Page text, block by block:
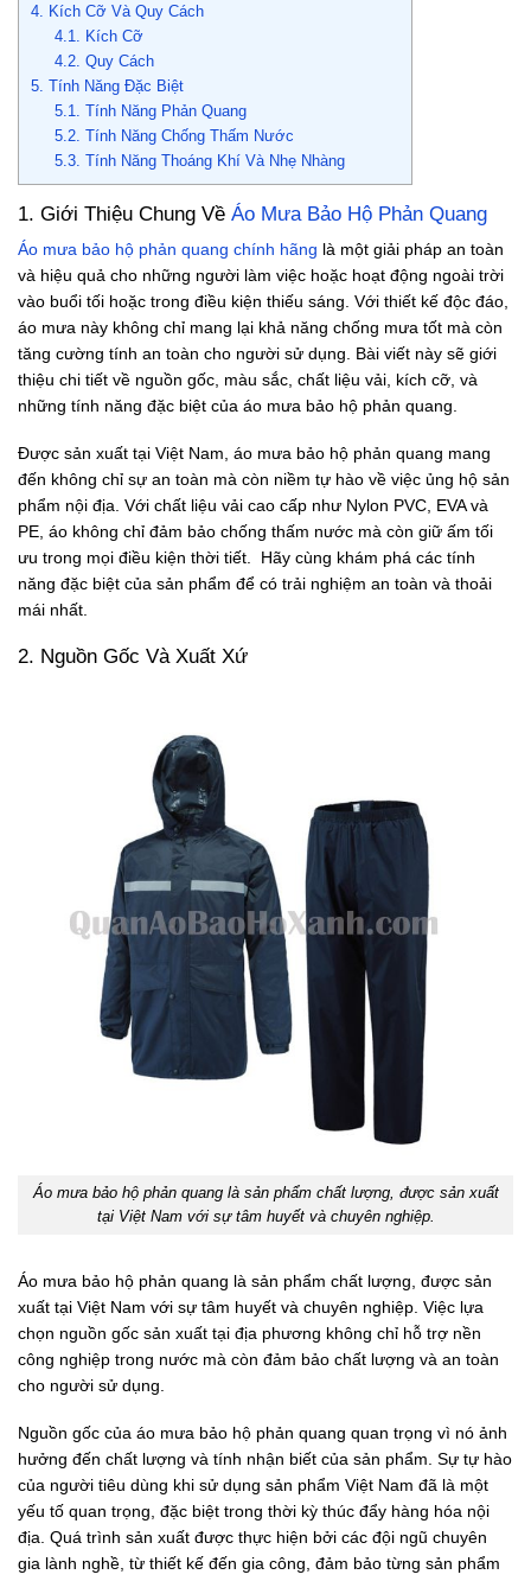
4. Kích Cỡ Và Quy Cách
4.1. Kích Cỡ
4.2. Quy Cách
5. Tính Năng Đặc Biệt
5.1. Tính Năng Phản Quang
5.2. Tính Năng Chống Thấm Nước
5.3. Tính Năng Thoáng Khí Và Nhẹ Nhàng
1. Giới Thiệu Chung Về Áo Mưa Bảo Hộ Phản Quang
Áo mưa bảo hộ phản quang chính hãng là một giải pháp an toàn
và hiệu quả cho những người làm việc hoặc hoạt động ngoài trời
vào buổi tối hoặc trong điều kiện thiếu sáng. Với thiết kế độc đáo,
áo mưa này không chỉ mang lại khả năng chống mưa tốt mà còn
tăng cường tính an toàn cho người sử dụng. Bài viết này sẽ giới
thiệu chi tiết về nguồn gốc, màu sắc, chất liệu vải, kích cỡ, và
những tính năng đặc biệt của áo mưa bảo hộ phản quang.
Được sản xuất tại Việt Nam, áo mưa bảo hộ phản quang mang
đến không chỉ sự an toàn mà còn niềm tự hào về việc ủng hộ sản
phẩm nội địa. Với chất liệu vải cao cấp như Nylon PVC, EVA và
PE, áo không chỉ đảm bảo chống thấm nước mà còn giữ ấm tối
ưu trong mọi điều kiện thời tiết. Hãy cùng khám phá các tính
năng đặc biệt của sản phẩm để có trải nghiệm an toàn và thoải
mái nhất.
2. Nguồn Gốc Và Xuất Xứ
Áo mưa bảo hộ phản quang là sản phẩm chất lượng, được sản xuất
tại Việt Nam với sự tâm huyết và chuyên nghiệp.
Áo mưa bảo hộ phản quang là sản phẩm chất lượng, được sản
xuất tại Việt Nam với sự tâm huyết và chuyên nghiệp. Việc lựa
chọn nguồn gốc sản xuất tại địa phương không chỉ hỗ trợ nền
công nghiệp trong nước mà còn đảm bảo chất lượng và an toàn
cho người sử dụng.
Nguồn gốc của áo mưa bảo hộ phản quang quan trọng vì nó ảnh
hưởng đến chất lượng và tính nhận biết của sản phẩm. Sự tự hào
của người tiêu dùng khi sử dụng sản phẩm Việt Nam đã là một
yếu tố quan trọng, đặc biệt trong thời kỳ thúc đẩy hàng hóa nội
địa. Quá trình sản xuất được thực hiện bởi các đội ngũ chuyên
gia lành nghề, từ thiết kế đến gia công, đảm bảo từng sản phẩm